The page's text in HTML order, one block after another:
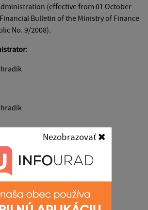
Nezobrazovať
(effective from 01 October
Bulletin of the Ministry of Finance
No. 9/2008).
:
number (IČO)
of
: 422​​​​​​​